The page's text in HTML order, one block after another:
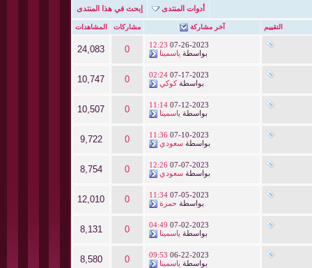
أدوات المنتدى إبحث في هذا المنتدى
التقييم آخر مشاركة مشاركات المشاهدات
07-26-2023
12:23
بواسطة ياسمينا 0
24,083
07-17-2023
02:24
بواسطةكوكي 0
10,747
07-12-2023
11:14
بواسطة ياسمينا 0
10,507
07-10-2023
11:36
بواسطةسعودي 0
9,722
07-07-2023
12:26
بواسطةسعودي 0
8,754
07-05-2023
11:34
بواسطة حمزة 0
12,010
07-02-2023
04:49
بواسطة ياسمينا 0
8,131
06-22-2023
09:53
بواسطة ياسمينا 0
8,580